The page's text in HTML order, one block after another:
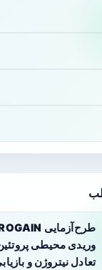
وریدی محیطی
تعادل نیتروژن و